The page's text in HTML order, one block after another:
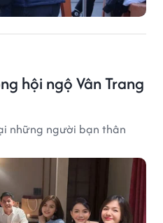
hội ngộ Vân Trang
những người bạn thân